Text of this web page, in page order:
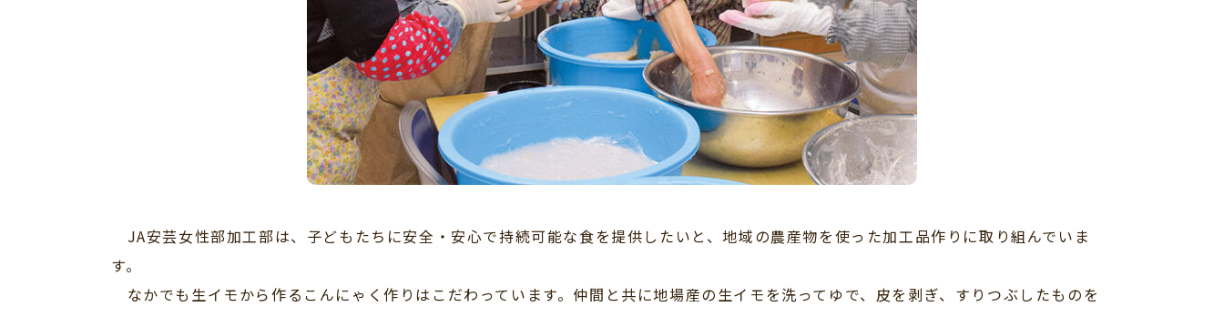
JA安芸女性部加工部は、子どもたちに安全・安心で持続可能な食を提供したいと、地域の農産物を使った加工品作りに取り組んでいま
す。
なかでも生イモから作るこんにゃく作りはこだわっています。仲間と共に地場産の生イモを洗ってゆで、皮を剥ぎ、すりつぶしたものを